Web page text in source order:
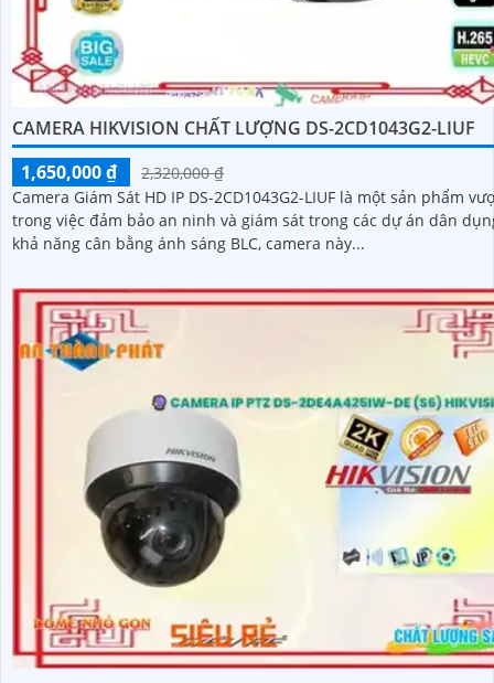
CAMERA HIKVISION CHẤT LƯỢNG DS-2CD1043G2-LIUF
1,650,000 ₫
2,320,000 ₫
Camera Giám Sát HD IP DS-2CD1043G2-LIUF là một sản phẩm
trong việc đảm bảo an ninh và giám sát trong các dự án dân dụng.
khả năng cân bằng ánh sáng BLC, camera này...